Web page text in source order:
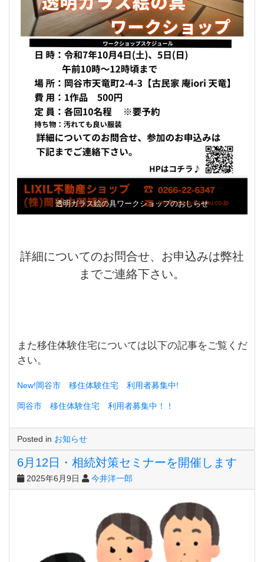
透明ガラス絵の具ワークショップのおしらせ
詳細についてのお問合せ、お申込みは弊社
までご連絡下さい。
また移住体験住宅については以下の記事をご覧くだ
さい。
New!岡谷市 移住体験住宅 利用者募集中!
岡谷市 移住体験住宅 利用者募集中！！
Posted in お知らせ
6月12日・相続対策セミナーを開催します
2025年6月9日 今井洋一郎